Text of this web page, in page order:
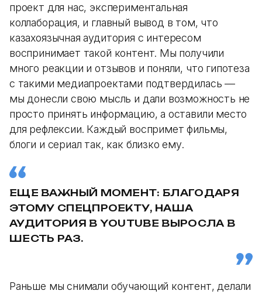
проект для нас, экспериментальная
коллаборация, и главный вывод в том, что
казахоязычная аудитория с интересом
воспринимает такой контент. Мы получили
много реакции и отзывов и поняли, что гипотеза
с такими медиапроектами подтвердилась —
мы донесли свою мысль и дали возможность не
просто принять информацию, а оставили место
для рефлексии. Каждый воспримет фильмы,
блоги и сериал так, как близко ему.
ЕЩЕ ВАЖНЫЙ МОМЕНТ: БЛАГОДАРЯ
ЭТОМУ СПЕЦПРОЕКТУ, НАША
АУДИТОРИЯ В YOUTUBE ВЫРОСЛА В
ШЕСТЬ РАЗ.
Раньше мы снимали обучающий контент, делали